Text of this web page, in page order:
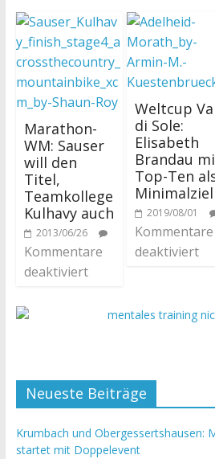
Marathon-
WM: Sauser
will den
Titel,
Teamkollege
Kulhavy auch
2013/06/26
Kommentare
deaktiviert
Weltcup
di Sole:
Elisabeth
Brandau
Top-Ten
Minimalziel
2019/08/01
Kommentare
deaktiviert
Neueste Beiträge
Krumbach und Obergessertshausen:
startet mit Doppelevent